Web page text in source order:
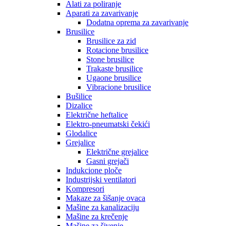
Alati za poliranje
Aparati za zavarivanje
Dodatna oprema za zavarivanje
Brusilice
Brusilice za zid
Rotacione brusilice
Stone brusilice
Trakaste brusilice
Ugaone brusilice
Vibracione brusilice
Bušilice
Dizalice
Električne heftalice
Elektro-pneumatski čekići
Glodalice
Grejalice
Električne grejalice
Gasni grejači
Indukcione ploče
Industrijski ventilatori
Kompresori
Makaze za šišanje ovaca
Mašine za kanalizaciju
Mašine za krečenje